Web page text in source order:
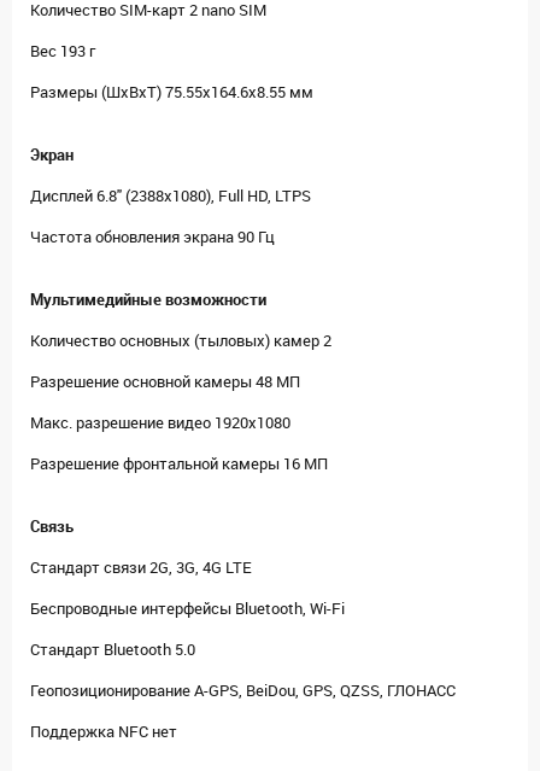
Количество SIM-карт 2 nano SIM
Вес 193 г
Размеры (ШxВxТ) 75.55x164.6x8.55 мм
Экран
Дисплей 6.8" (2388x1080), Full HD, LTPS
Частота обновления экрана 90 Гц
Мультимедийные возможности
Количество основных (тыловых) камер 2
Разрешение основной камеры 48 МП
Макс. разрешение видео 1920x1080
Разрешение фронтальной камеры 16 МП
Связь
Стандарт связи 2G, 3G, 4G LTE
Беспроводные интерфейсы Bluetooth, Wi-Fi
Стандарт Bluetooth 5.0
Геопозиционирование A-GPS, BeiDou, GPS, QZSS, ГЛОНАСС
Поддержка NFC нет